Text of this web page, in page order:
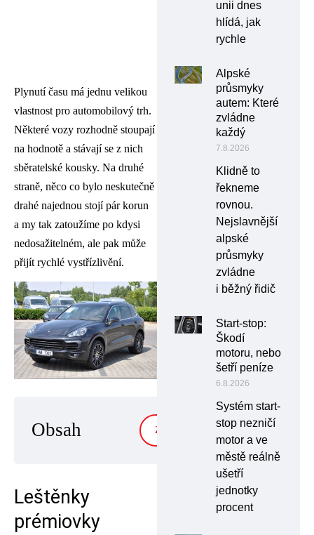
Plynutí času má jednu velikou
vlastnost pro automobilový trh.
Některé vozy rozhodně stoupají
na hodnotě a stávají se z nich
sběratelské kousky. Na druhé
straně, něco co bylo neskutečně
drahé najednou stojí pár korun
a my tak zatoužíme po kdysi
nedosažitelném, ale pak může
přijít rychlé vystřízlivění.
Obsah ZOBRAZIT
Leštěnky
prémiovky
unii dnes
hlídá, jak
rychle
Alpské
průsmyky
autem: Které
zvládne
každý
7.8.2026
Klidně to
řekneme
rovnou.
Nejslavnější
alpské
průsmyky
zvládne
i běžný řidič
Start-stop:
Škodí
motoru, nebo
šetří peníze
6.8.2026
Systém start-
stop nezničí
motor a ve
městě reálně
ušetří
jednotky
procent